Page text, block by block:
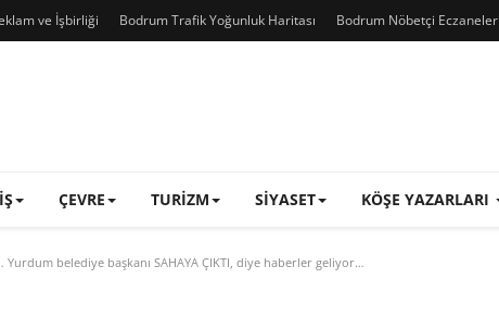
ve İşbirliği Bodrum Trafik Yoğunluk Haritası Bodrum Nöbetçi Eczaneler
ÇEVRE TURIZM SIYASET KÖŞE YAZARLARI
Yurdum belediye başkanı SAHAYA ÇIKTI, diye haberler geliyor…